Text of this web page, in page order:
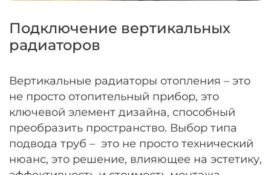
Подключение вертикальных
радиаторов
Вертикальные радиаторы отопления – это
не просто отопительный прибор, это
ключевой элемент дизайна, способный
преобразить пространство. Выбор типа
подвода труб – это не просто технический
нюанс, это решение, влияющее на эстетику,